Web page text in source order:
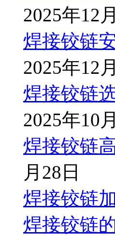
2025年12
焊接铰链
2025年12
焊接铰链
2025年10
焊接铰链
月28日
焊接铰链
焊接铰链